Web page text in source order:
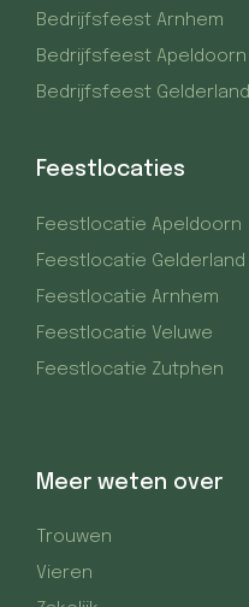
Bedrijfsfeest Arnhem
Bedrijfsfeest Apeldoorn
Bedrijfsfeest Gelderland
Feestlocaties
Feestlocatie Apeldoorn
Feestlocatie Gelderland
Feestlocatie Arnhem
Feestlocatie Veluwe
Feestlocatie Zutphen
Meer weten over
Trouwen
Vieren